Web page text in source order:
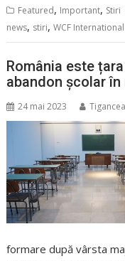
Featured, Important, Stiri
news, stiri,WCF
România este
abandon școlar
24 mai 2023
formare după vârsta